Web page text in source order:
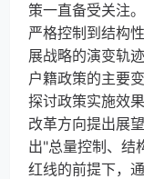
策一直备受关注
严格控制到结构
展战略的演变轨
户籍政策的主要
探讨政策实施效
改革方向提出展
出"总量控制、结
红线的前提下，